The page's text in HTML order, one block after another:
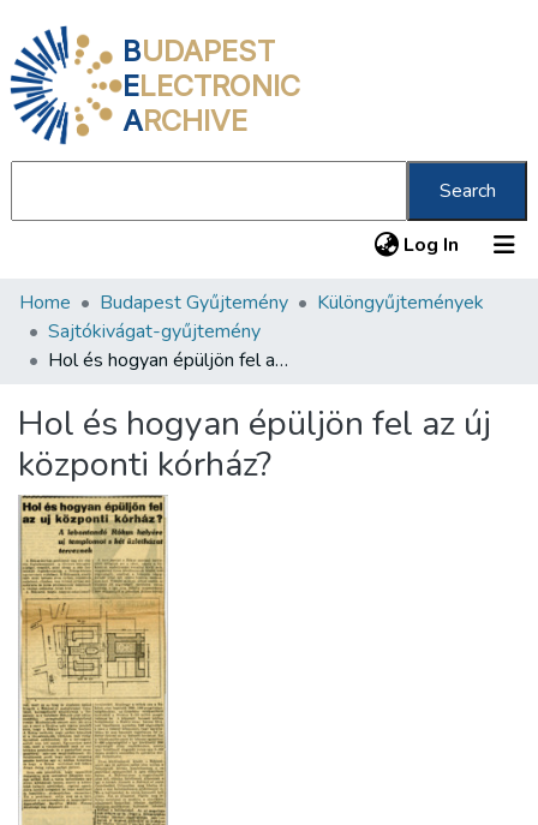
BUDAPEST
ELECTRONIC
ARCHIVE
Search
Log In (current)
Communities & Collections
All of DSpace
About us
Home Budapest Gyűjtemény
Különgyűjtemények
Sajtókivágat-gyűjtemény
Hol és hogyan épüljön fel az új központi kórház?
Hol és hogyan épüljön fel az új
központi kórház?